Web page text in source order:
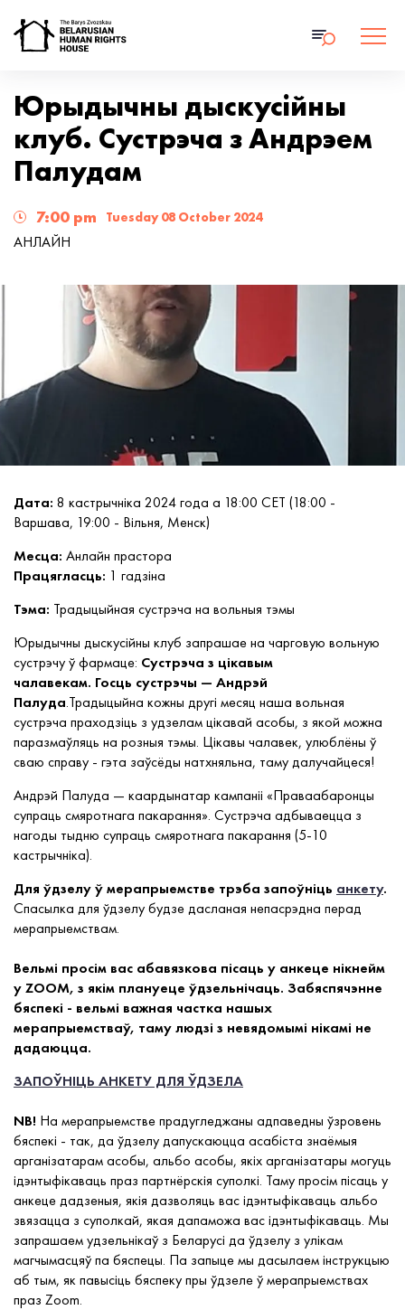
Юрыдычны дыскусійны
клуб. Сустрэча з Андрэем
Палудам
7:00 pm Tuesday 08 October 2024
АНЛАЙН
Дата: 8 кастрычніка 2024 года а 18:00 CET (18:00 -
Варшава, 19:00 - Вільня, Менск)
Месца: Анлайн прастора
Працягласць: 1 гадзіна
Тэма: Традыцыйная сустрэча на вольныя тэмы
Юрыдычны дыскусійны клуб запрашае на чарговую вольную
сустрэчу ў фармаце: Сустрэча з цікавым
чалавекам. Госць сустрэчы — Андрэй
Палуда.Традыцыйна кожны другі месяц наша вольная
сустрэча праходзіць з удзелам цікавай асобы, з якой можна
паразмаўляць на розныя тэмы. Цікавы чалавек, улюблёны ў
сваю справу - гэта заўсёды натхняльна, таму далучайцеся!
Андрэй Палуда — каардынатар кампаніі «Праваабаронцы
супраць смяротнага пакарання». Сустрэча адбываецца з
нагоды тыдню супраць смяротнага пакарання (5-10
кастрычніка).
Для ўдзелу ў мерапрыемстве трэба запоўніць анкету.
Спасылка для ўдзелу будзе дасланая непасрэдна перад
мерапрыемствам.
Вельмі просім вас абавязкова пісаць у анкеце нікнейм
у ZOOM, з якім плануеце ўдзельнічаць. Забяспячэнне
бяспекі - вельмі важная частка нашых
мерапрыемстваў, таму людзі з невядомымі нікамі не
дадаюцца.
ЗАПОЎНІЦЬ АНКЕТУ ДЛЯ ЎДЗЕЛА
NB! На мерапрыемстве прадугледжаны адпаведны ўзровень
бяспекі - так, да ўдзелу дапускаюцца асабіста знаёмыя
арганізатарам асобы, альбо асобы, якіх арганізатары могуць
ідэнтыфікаваць праз партнёрскія суполкі. Таму просім пісаць у
анкеце дадзеныя, якія дазволяць вас ідэнтыфікаваць альбо
звязацца з суполкай, якая дапаможа вас ідэнтыфікаваць. Мы
запрашаем удзельнікаў з Беларусі да ўдзелу з улікам
магчымасцяў па бяспецы. Па запыце мы дасылаем інструкцыю
аб тым, як павысіць бяспеку пры ўдзеле ў мерапрыемствах
праз Zoom.